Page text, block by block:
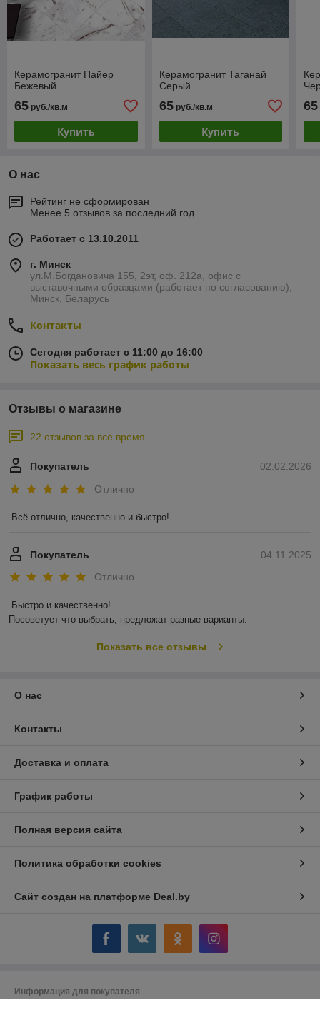
Керамогранит Пайер
Бежевый
65 руб./кв.м
Купить
Керамогранит Таганай
Серый
65руб./кв.м
Купить
65
О нас
Рейтинг не сформирован
Менее 5 отзывов за последний год
Работает с 13.10.2011
г. Минск
ул.М.Богдановича 155, 2эт, оф. 212а, офис с
выставочными образцами (работает по согласованию),
Минск, Беларусь
Контакты
Сегодня работает с 11:00 до 16:00
Показать весь график работы
Отзывы о магазине
22 отзывов за всё время
02.02.2026
Покупатель
Отлично
Всё отлично, качественно и быстро!
04.11.2025
Покупатель
Отлично
Быстро и качественно!
Посоветует что выбрать, предложат разные варианты.
Показать все отзывы
О нас
Контакты
Доставка и оплата
График работы
Полная версия сайта
Политика обработки cookies
Сайт создан на платформе Deal.by
Информация для покупателя